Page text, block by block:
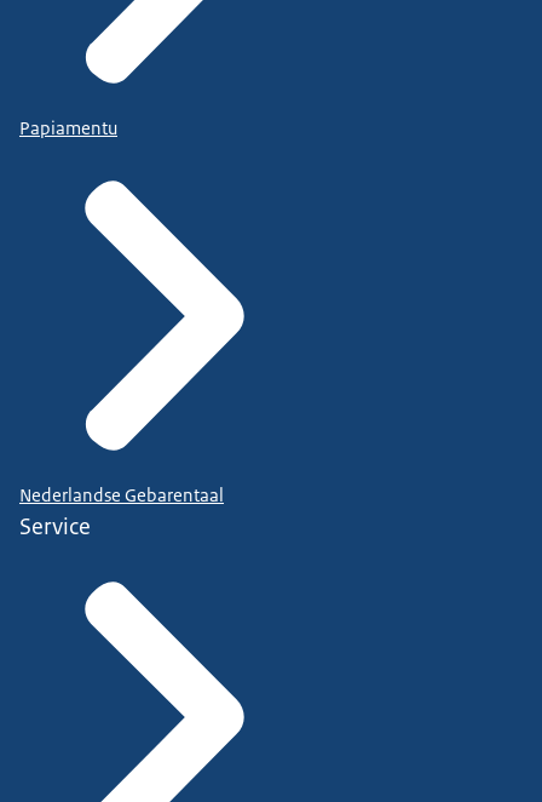
Papiamentu
Nederlandse Gebarentaal
Service